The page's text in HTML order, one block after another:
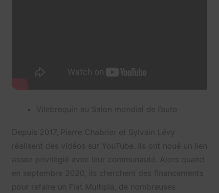
Vilebrequin au Salon mondial de l’auto
Depuis 2017, Pierre Chabrier et Sylvain Lévy
réalisent des vidéos sur YouTube. Ils ont noué un lien
assez privilégié avec leur communauté. Alors quand
en septembre 2020, ils cherchent des financements
pour refaire un Fiat Multipla, de nombreuses